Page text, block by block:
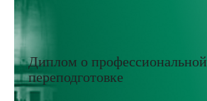
Диплом о профессиональной
переподготовке